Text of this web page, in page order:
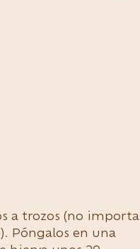
a trozos (no importa
Póngalos en una